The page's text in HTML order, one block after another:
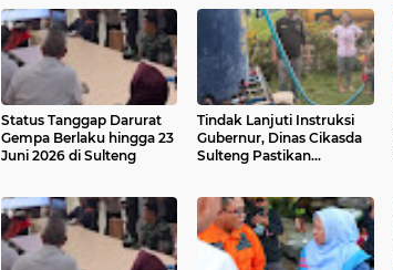
Status Tanggap Darurat
Gempa Berlaku hingga 23
Juni 2026 di Sulteng
Tindak Lanjuti Instruksi
Gubernur, Dinas Cikasda
Sulteng Pastikan
Terpenuhi